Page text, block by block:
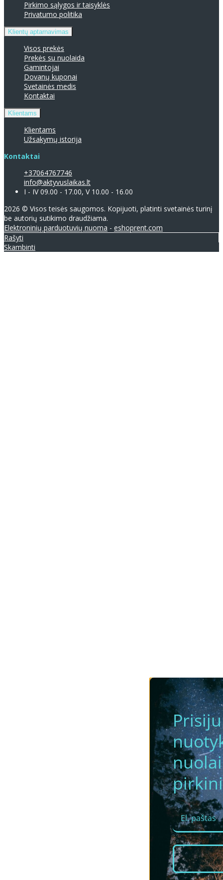
Pirkimo sąlygos ir taisyklės
Privatumo politika
Klientų aptarnavimas
Visos prekės
Prekės su nuolaida
Gamintojai
Dovanų kuponai
Svetainės medis
Kontaktai
Klientams
Klientams
Užsakymų istorija
Kontaktai
+37064767746
info@aktyvuslaikas.lt
I - IV 09.00 - 17.00, V 10.00 - 16.00
2026 © Visos teisės saugomos. Kopijuoti, platinti svetainės turinį
be autorių sutikimo draudžiama.
Elektroninių parduotuvių nuoma - eshoprent.com
Rašyti
Skambinti